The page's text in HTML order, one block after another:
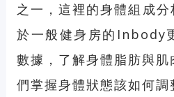
之一，這裡的身體組成
於一般健身房的Inbody
數據，了解身體脂肪與
們掌握身體狀態該如何調